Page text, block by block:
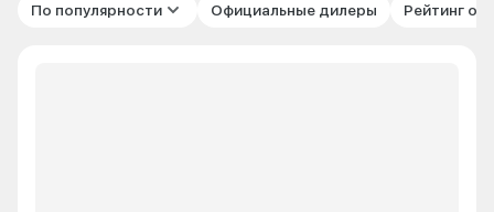
По популярности Официальные дилеры Рейтинг